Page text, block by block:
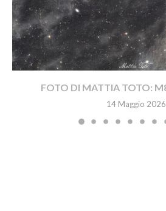
FOTO DI MATTIA TOTO:
14 Maggio 2026